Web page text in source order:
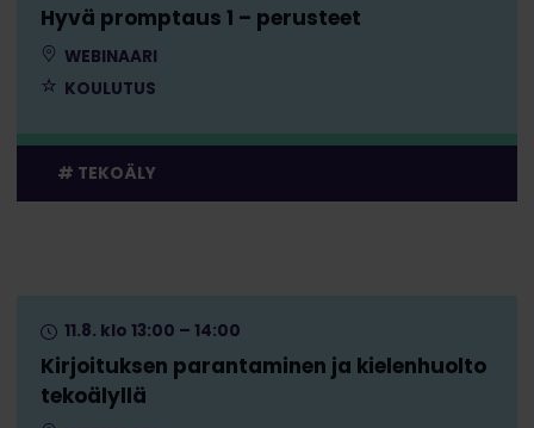
Hyvä promptaus 1 – perusteet
WEBINAARI
KOULUTUS
TEKOÄLY
Kirjoituksen parantaminen ja kielenhuolto
tekoälyllä
11.8. klo 13:00 – 14:00